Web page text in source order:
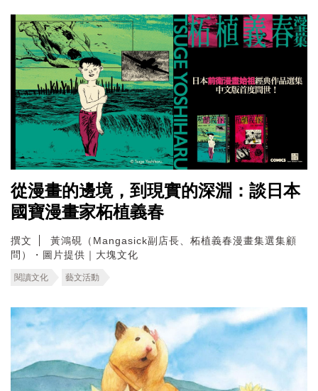
從漫畫的邊境，到現實的深淵：談日本
國寶漫畫家柘植義春
撰文
黃鴻硯（Mangasick副店長、柘植義春漫畫集選集顧
問）・圖片提供｜大塊文化
閱讀文化 藝文活動